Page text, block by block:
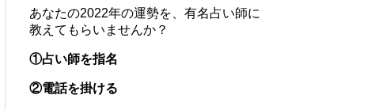
あなたの2022年の運勢を、有名占い師に
教えてもらいませんか？
①占い師を指名
②電話を掛ける